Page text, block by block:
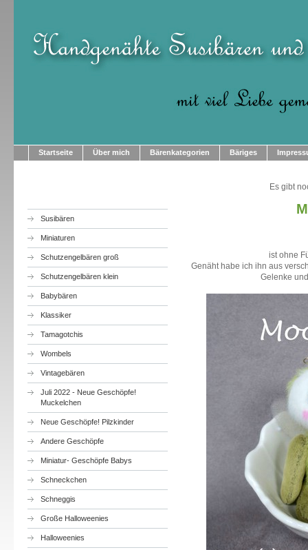
Startseite Über mich Bärenkategorien Bäriges
Susibären
Miniaturen
Schutzengelbären groß
Schutzengelbären klein
Babybären
Klassiker
Tamagotchis
Wombels
Vintagebären
Juli 2022 - Neue Geschöpfe!
Muckelchen
Neue Geschöpfe! Pilzkinder
Andere Geschöpfe
Miniatur- Geschöpfe Babys
Schneckchen
Schneggis
Große Halloweenies
Halloweenies
Es gibt
ist ohne
Genäht habe ich ihn aus
Gelenke